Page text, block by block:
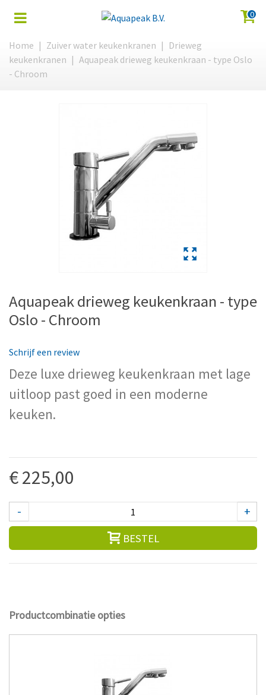
0
Home | Zuiver water keukenkranen | Drieweg
keukenkranen | Aquapeak drieweg keukenkraan - type Oslo
- Chroom
Aquapeak drieweg keukenkraan - type
Oslo - Chroom
Schrijf een review
Deze luxe drieweg keukenkraan met lage
uitloop past goed in een moderne
keuken.
€ 225,00
- +
BESTEL
Productcombinatie opties